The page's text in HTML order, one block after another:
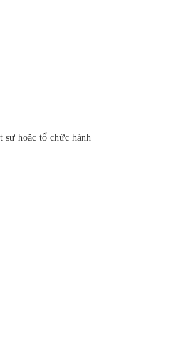
hoặc tổ chức hành